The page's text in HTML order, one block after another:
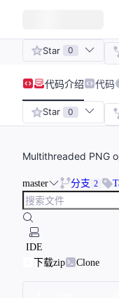
Star 0
代码介绍 代码
Star 0
Multithreaded PNG
master 分支 2
IDE
下载zip
Clone